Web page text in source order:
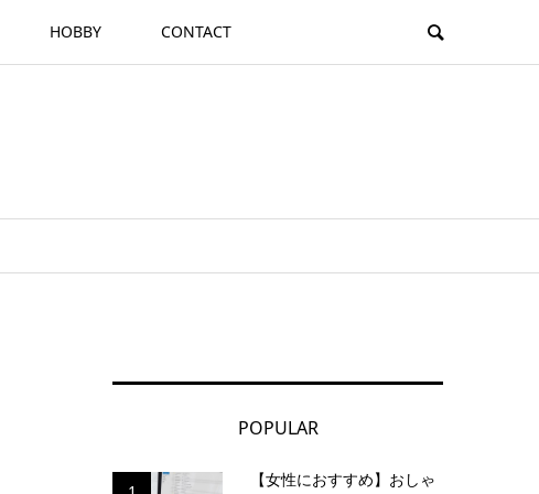
HOBBY CONTACT
POPULAR
【女性におすすめ】おしゃ